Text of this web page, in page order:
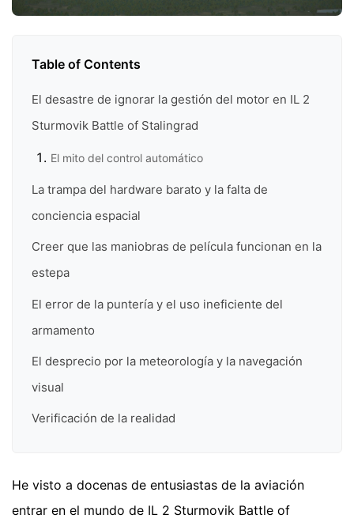
Table of Contents
El desastre de ignorar la gestión del motor en IL 2
Sturmovik Battle of Stalingrad
El mito del control automático
La trampa del hardware barato y la falta de
conciencia espacial
Creer que las maniobras de película funcionan en la
estepa
El error de la puntería y el uso ineficiente del
armamento
El desprecio por la meteorología y la navegación
visual
Verificación de la realidad
He visto a docenas de entusiastas de la aviación
entrar en el mundo de IL 2 Sturmovik Battle of